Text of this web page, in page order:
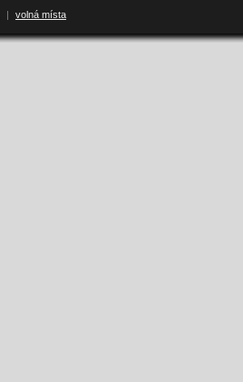
| volná místa